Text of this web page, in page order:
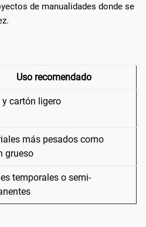
de manualidades donde se
Uso recomendado
y cartón ligero
más pesados como
grueso
temporales o semi-